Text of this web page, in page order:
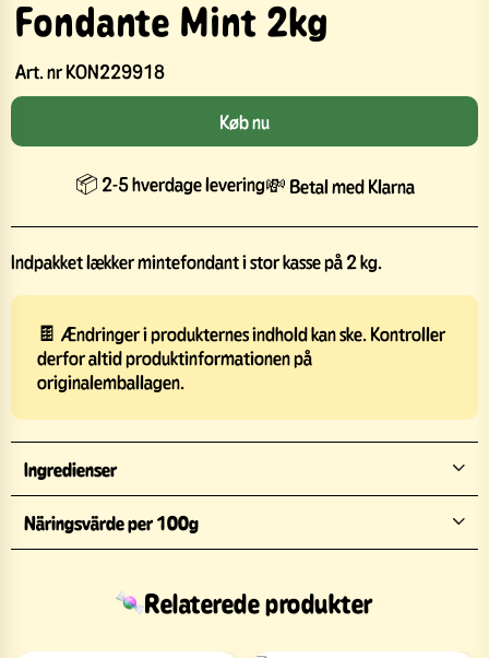
Fondante Mint 2kg
Art. nrKON229918
Køb nu
📦 2-5 hverdage levering💸 Betal med Klarna
Indpakket lækker mintefondant i stor kasse på 2 kg.
🍫 Ændringer i produkternes indhold kan ske. Kontroller
derfor altid produktinformationen på
originalemballagen.
Ingredienser
Näringsvärde per 100g
Relaterede produkter